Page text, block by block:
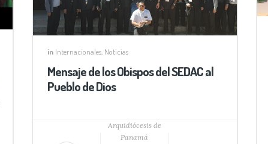
in Internacionales Noticias
Mensaje de los Obispos del SEDAC al
Pueblo de Dios
Arquidiócesis de
Panamá